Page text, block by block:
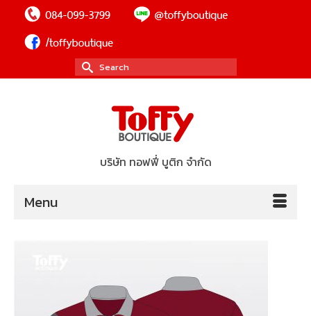
Search
for:
บริษัท ทอฟฟี่ บูติก จำกัด
Menu